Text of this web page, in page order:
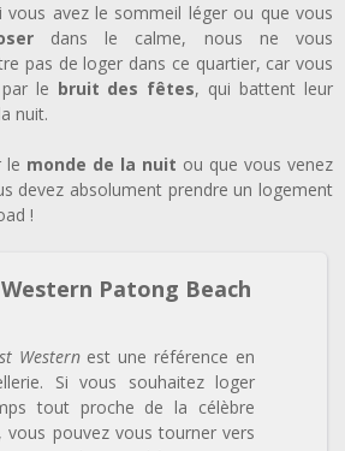
vous avez le sommeil léger ou que vous
dans le calme, nous ne vous
pas de loger dans ce quartier, car vous
le bruit des fêtes, qui battent leur
nuit.
le monde de la nuit ou que vous venez
devez absolument prendre un logement
!
Patong Beach
Westernest une référence en
Si vous souhaitez loger
tout proche de la célèbre
vous pouvez vous tourner vers